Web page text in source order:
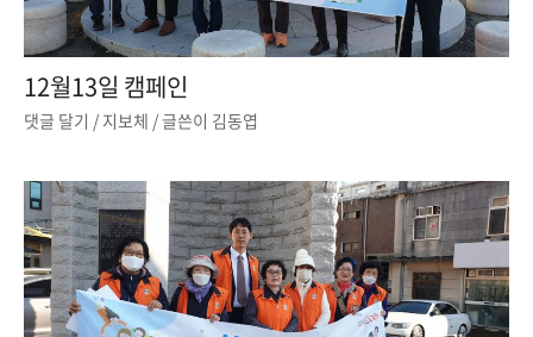
12월13일 캠페인
댓글 달기 / 지보체 / 글쓴이 김동엽